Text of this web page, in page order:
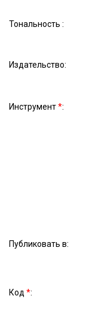
Тональность :
Издательство:
Инструмент*:
Публиковать в:
Код *: